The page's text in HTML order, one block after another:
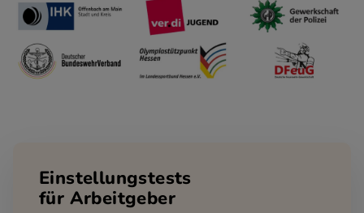
Einstellungstests
für Arbeitgeber